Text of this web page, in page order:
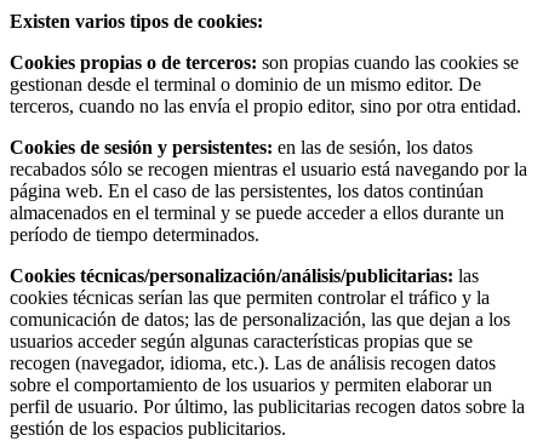
Existen varios tipos de cookies:
Cookies propias o de terceros: son propias cuando las cookies se
gestionan desde el terminal o dominio de un mismo editor. De
terceros, cuando no las envía el propio editor, sino por otra entidad.
Cookies de sesión y persistentes: en las de sesión, los datos
recabados sólo se recogen mientras el usuario está navegando por la
página web. En el caso de las persistentes, los datos continúan
almacenados en el terminal y se puede acceder a ellos durante un
período de tiempo determinados.
Cookies técnicas/personalización/análisis/publicitarias: las
cookies técnicas serían las que permiten controlar el tráfico y la
comunicación de datos; las de personalización, las que dejan a los
usuarios acceder según algunas características propias que se
recogen (navegador, idioma, etc.). Las de análisis recogen datos
sobre el comportamiento de los usuarios y permiten elaborar un
perfil de usuario. Por último, las publicitarias recogen datos sobre la
gestión de los espacios publicitarios.